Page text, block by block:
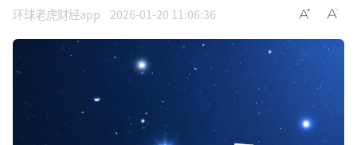
环球老虎财经app 2026-01-20 11:06:36